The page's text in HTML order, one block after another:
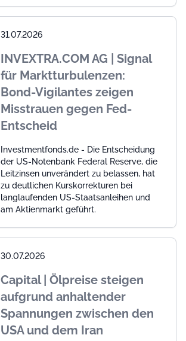
31.07.2026
INVEXTRA.COM AG | Signal
für Marktturbulenzen:
Bond-Vigilantes zeigen
Misstrauen gegen Fed-
Entscheid
Investmentfonds.de - Die Entscheidung
der US-Notenbank Federal Reserve, die
Leitzinsen unverändert zu belassen, hat
zu deutlichen Kurskorrekturen bei
langlaufenden US-Staatsanleihen und
am Aktienmarkt geführt.
30.07.2026
Capital | Ölpreise steigen
aufgrund anhaltender
Spannungen zwischen den
USA und dem Iran